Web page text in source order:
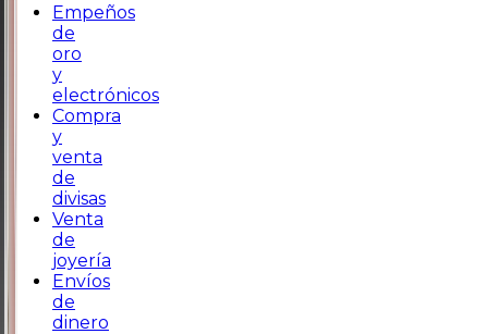
Empeños
de
oro
y
electrónicos
Compra
y
venta
de
divisas
Venta
de
joyería
Envíos
de
dinero